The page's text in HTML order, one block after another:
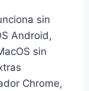
sin
Android,
sin
Chrome,